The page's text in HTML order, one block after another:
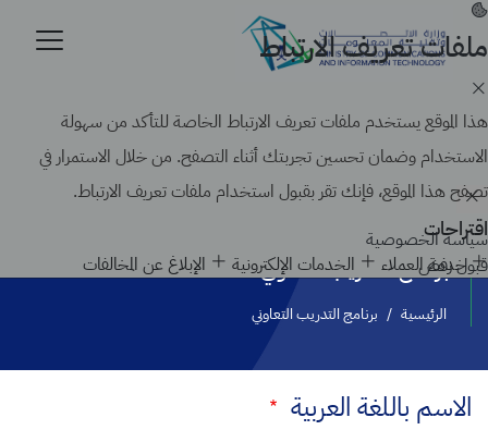
موقع حكومي رسمي تابع لحكومة المملكة العربية السعودية
كيف تتحقق
تجاوز
إلى
المحتوى
الرئيسي
اقتراحات
خدمة العملاء الخدمات الإلكترونية الإبلاغ عن المخالفات برنامج التدريب التعاوني
الرئيسية / برنامج التدريب التعاوني
الاسم باللغة العربية
ملفات تعريف الارتباط
هذا الموقع يستخدم ملفات تعريف الارتباط الخاصة للتأكد من سهولة
الاستخدام وضمان تحسين تجربتك أثناء التصفح. من خلال الاستمرار في
تصفح هذا الموقع، فإنك تقر بقبول استخدام ملفات تعريف الارتباط.
سياسة الخصوصية
قبولرفض